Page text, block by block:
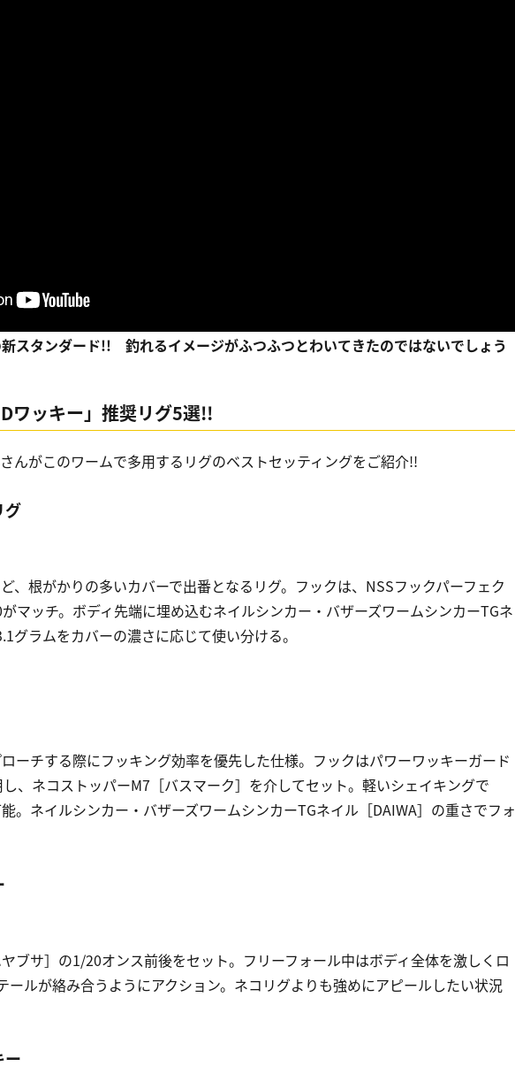
スタンダード!! 釣れるイメージがふつふつとわいてきたのではないでしょう
ワッキー」推奨リグ5選!!
んがこのワームで多用するリグのベストセッティングをご紹介!!
グ
、根がかりの多いカバーで出番となるリグ。フックは、NSSフックパーフェク
マッチ。ボディ先端に埋め込むネイルシンカー・バザーズワームシンカーTGネ
グラムをカバーの濃さに応じて使い分ける。
ーチする際にフッキング効率を優先した仕様。フックはパワーワッキーガード
し、ネコストッパーM7［バスマーク］を介してセット。軽いシェイキングで
。ネイルシンカー・バザーズワームシンカーTGネイル［DAIWA］の重さでフォ
ブサ］の1/20オンス前後をセット。フリーフォール中はボディ全体を激しくロ
ールが絡み合うようにアクション。ネコリグよりも強めにアピールしたい状況